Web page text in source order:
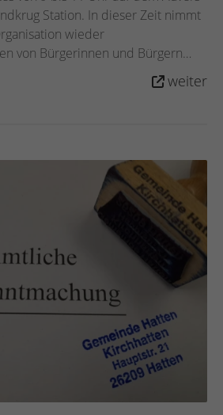
Station. In dieser Zeit nimmt
wieder
von Bürgerinnen und Bürgern
weiter